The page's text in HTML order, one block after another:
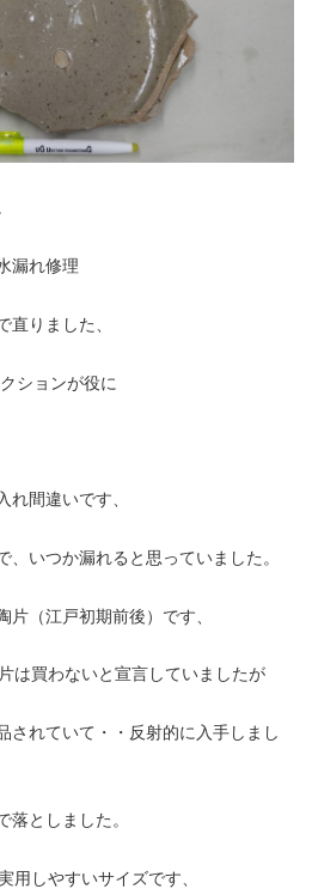
漏れ修理
直りました、
ションが役に
れ間違いです、
、いつか漏れると思っていました。
片（江戸初期前後）です、
は買わないと宣言していましたが
れていて・・反射的に入手しまし
落としました。
用しやすいサイズです、